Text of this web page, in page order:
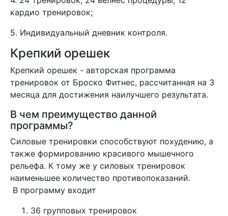
кардио тренировок;
5. Индивидуальный дневник контроля.
Крепкий орешек
Крепкий орешек - авторская программа
тренировок от Броско Фитнес, рассчитанная на 3
месяца для достижения наилучшего результата.
В чем преимущество данной
программы?
Силовые тренировки способствуют похудению, а
также формированию красивого мышечного
рельефа. К тому же у силовых тренировок
наименьшее количество противопоказаний.
В программу входит
36 групповых тренировок